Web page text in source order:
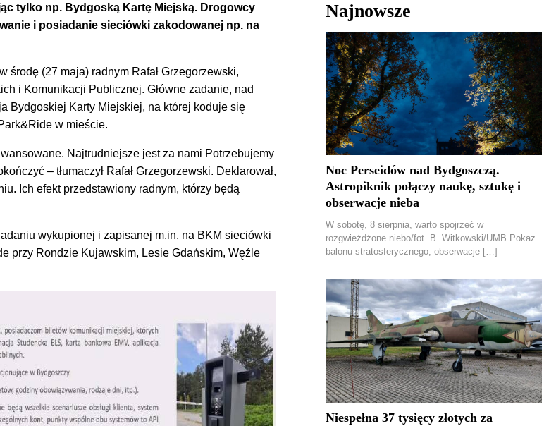
tylko np. Bydgoską Kartę Miejską. Drogowcy
i posiadanie sieciówki zakodowanej np. na
środę (27 maja) radnym Rafał Grzegorzewski,
i Komunikacji Publicznej. Główne zadanie, nad
Bydgoskiej Karty Miejskiej, na której koduje się
w mieście.
Najtrudniejsze jest za nami Potrzebujemy
– tłumaczył Rafał Grzegorzewski. Deklarował,
Ich efekt przedstawiony radnym, którzy będą
wykupionej i zapisanej m.in. na BKM sieciówki
przy Rondzie Kujawskim, Lesie Gdańskim, Węźle
Najnowsze
Noc Perseidów nad Bydgoszczą.
Astropiknik połączy naukę, sztukę i
obserwacje nieba
W sobotę, 8 sierpnia, warto spojrzeć w
rozgwieżdżone niebo/fot. B. Witkowski/UMB Pokaz
balonu stratosferycznego, obserwacje […]
Niespełna 37 tysięcy złotych za